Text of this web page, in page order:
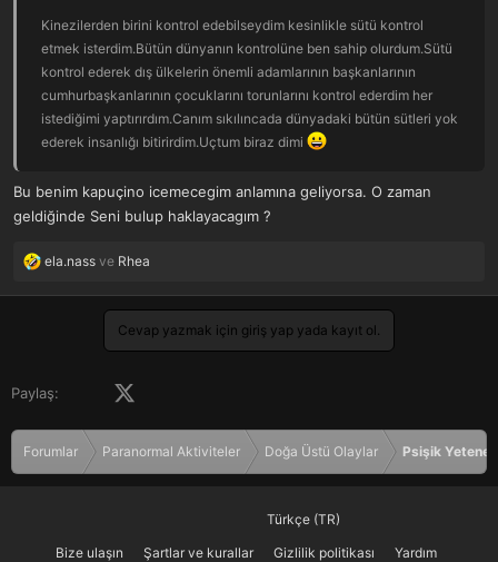
Kinezilerden birini kontrol edebilseydim kesinlikle sütü kontrol
etmek isterdim.Bütün dünyanın kontrolüne ben sahip olurdum.Sütü
kontrol ederek dış ülkelerin önemli adamlarının başkanlarının
cumhurbaşkanlarının çocuklarını torunlarını kontrol ederdim her
istediğimi yaptırırdım.Canım sıkılıncada dünyadaki bütün sütleri yok
ederek insanlığı bitirirdim.Uçtum biraz dimi
Bu benim kapuçino icemecegim anlamına geliyorsa. O zaman
geldiğinde Seni bulup haklayacagım ?
T
e
:
ela.nass ve Rhea
Cevap yazmak için giriş yap yada kayıt ol.
Paylaş: Facebook
Forumlar Paranormal Aktiviteler Doğa Üstü Olaylar Psişik
Türkçe (TR)
Bize ulaşın
Şartlar ve kurallar Gizlilik politikası
Yardım